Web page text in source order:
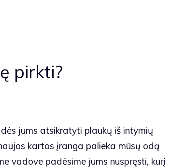
pirkti?
jums atsikratyti plaukų iš intymių
kartos įranga palieka mūsų odą
vadove padėsime jums nuspręsti, kurį